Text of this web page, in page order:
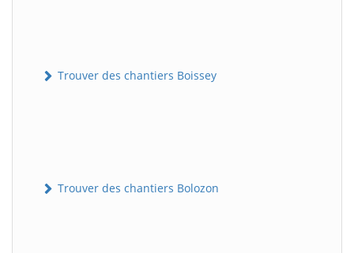
Trouver des chantiers Boissey
Trouver des chantiers Bolozon